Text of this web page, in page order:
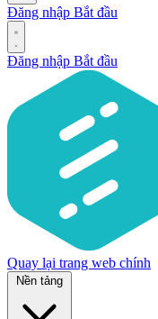
Đăng nhập Bắt đầu
Đăng nhập Bắt đầu
Quay lại trang web chính
Nền tảng